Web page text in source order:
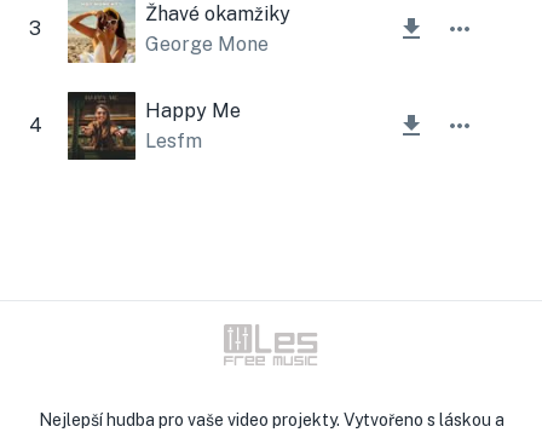
3
Žhavé okamžiky
George Mone
4
Happy Me
Lesfm
Nejlepší hudba pro vaše video projekty. Vytvořeno s láskou a